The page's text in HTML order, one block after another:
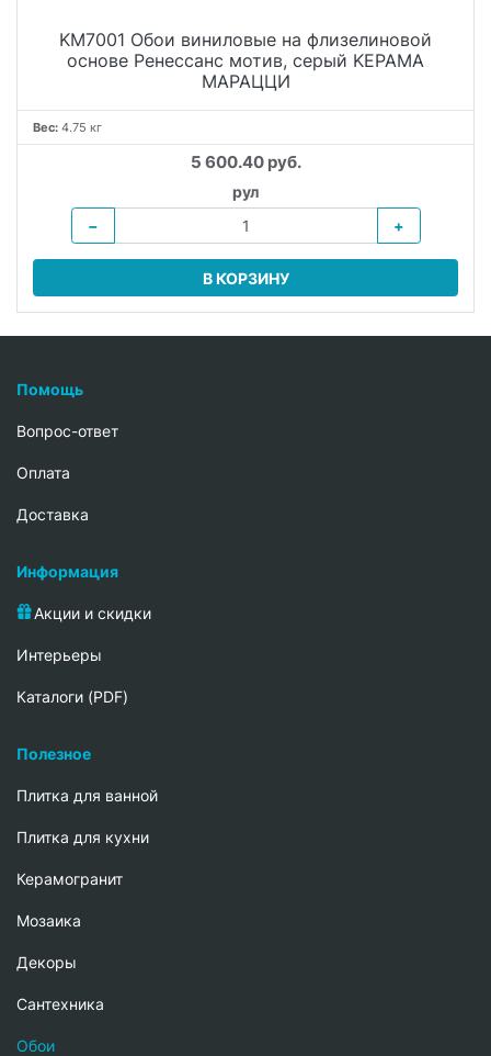
KM7001 Обои виниловые на флизелиновой
основе Ренессанс мотив, серый KЕРАМА
МАРАЦЦИ
Вес: 4.75 кг
5 600.40 руб.
рул
−
+
В КОРЗИНУ
Помощь
Вопрос-ответ
Oплата
Доставка
Информация
Акции и скидки
Интерьеры
Каталоги (PDF)
Полезное
Плитка для ванной
Плитка для кухни
Керамогранит
Мозаика
Декоры
Сантехника
Обои